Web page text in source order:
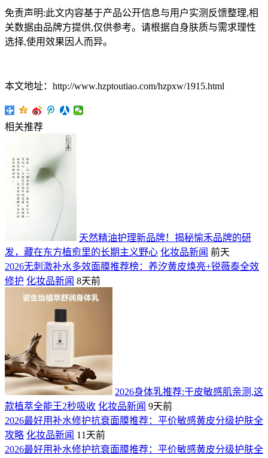
免责声明:此文内容基于产品公开信息与用户实测反馈整理,相
关数据由品牌方提供,仅供参考。请根据自身肤质与需求理性
选择,使用效果因人而异。
本文地址：http://www.hzptoutiao.com/hzpxw/1915.html
相关推荐
天然精油护理新品牌！揭秘愉禾品牌的研
发，藏在东方植愈里的长期主义野心 化妆品新闻 前天
2026无刺激补水多效面膜推荐榜：养汐黄皮焕亮+锐薇泰全效
修护 化妆品新闻 8天前
2026身体乳推荐:干皮敏感肌亲测,这
款植萃全能王2秒吸收 化妆品新闻 9天前
2026最好用补水修护抗衰面膜推荐：平价敏感黄皮分级护肤全
攻略 化妆品新闻 11天前
2026最好用补水修护抗衰面膜推荐：平价敏感黄皮分级护肤全